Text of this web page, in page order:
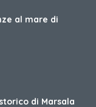
al mare di
di Marsala